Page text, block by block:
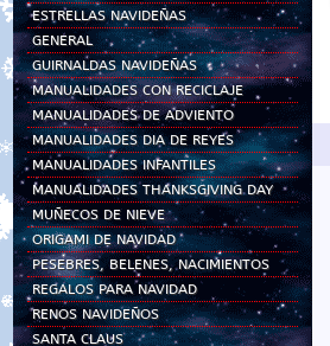
ESTRELLAS NAVIDEÑAS
GENERAL
GUIRNALDAS NAVIDEÑAS
MANUALIDADES CON RECICLAJE
MANUALIDADES DE ADVIENTO
MANUALIDADES DIA DE REYES
MANUALIDADES INFANTILES
MANUALIDADES THANKSGIVING DAY
MUÑECOS DE NIEVE
ORIGAMI DE NAVIDAD
PESEBRES, BELENES, NACIMIENTOS
REGALOS PARA NAVIDAD
RENOS NAVIDEÑOS
SANTA CLAUS